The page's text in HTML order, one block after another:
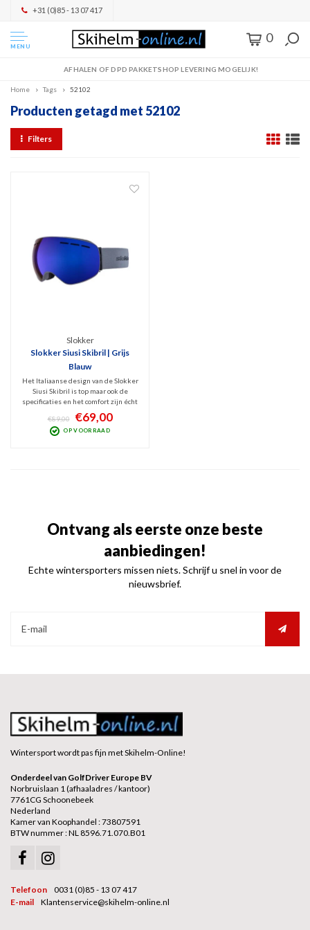
+31 (0)85 - 13 07 417
MENU
0
AFHALEN OF DPD PAKKETSHOP LEVERING MOGELIJK!
Home Tags 52102
Producten getagd met 52102
Filters
Slokker
Slokker Siusi Skibril | Grijs
Blauw
Het Italiaanse design van de Slokker
Siusi Skibril is top maar ook de
specificaties en het comfort zijn écht
op niveau. De geventileerde,
sferische lens met harde
spiegelcoating is niet alleen cool, hij
€89,00 €69,00
OP VOORRAAD
Ontvang als eerste onze beste
aanbiedingen!
Echte wintersporters missen niets. Schrijf u snel in voor de
nieuwsbrief.
Wintersport wordt pas fijn met Skihelm-Online!
Onderdeel van GolfDriver Europe BV
Norbruislaan 1 (afhaaladres / kantoor)
7761CG Schoonebeek
Nederland
Kamer van Koophandel : 73807591
BTW nummer : NL 8596.71.070.B01
Telefoon
0031 (0)85 - 13 07 417
E-mail
Klantenservice@skihelm-online.nl